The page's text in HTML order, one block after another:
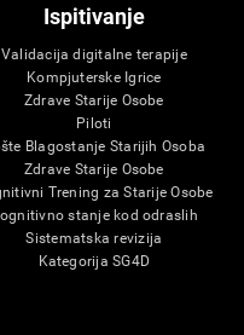
Ispitivanje
Validacija digitalne terapije
Kompjuterske Igrice
Zdrave Starije Osobe
Piloti
Blagostanje Starijih Osoba
Zdrave Starije Osobe
Trening za Starije Osobe
stanje kod odraslih
Sistematska revizija
Kategorija SG4D